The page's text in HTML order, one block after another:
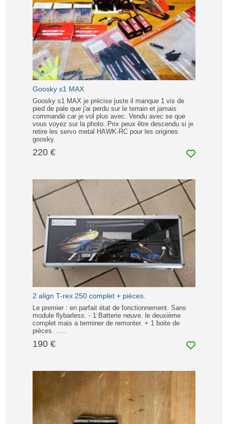
Goosky s1 MAX
Goosky s1 MAX je précise juste il manque 1 vis de
pied de pale que j'ai perdu sur le terrain et jamais
commandé car je vol plus avec. Vendu avec se que
vous voyez sur la photo. Prix peux être descendu si je
retire les servo metal HAWK-RC pour les origines
goosky.
220 €
2 align T-rex 250 complet + pièces.
Le premier : en parfait état de fonctionnement. Sans
module flybarless. - 1 Batterie neuve. le deuxième
complet mais a terminer de remonter. + 1 boite de
pièces. .....
190 €